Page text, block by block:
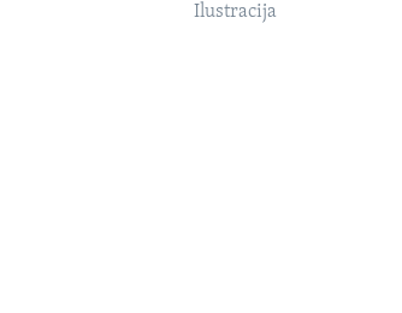
Ilustracija